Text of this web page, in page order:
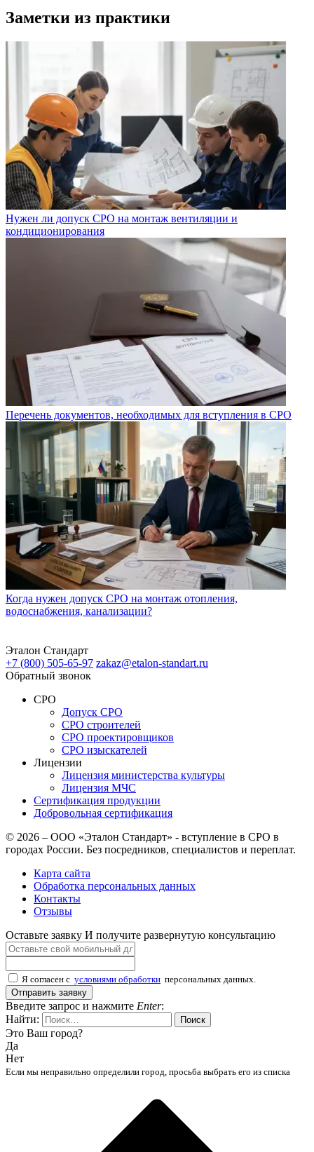
Заметки из практики
Нужен ли допуск СРО на монтаж вентиляции и
кондиционирования
Перечень документов, необходимых для вступления в СРО
Когда нужен допуск СРО на монтаж отопления,
водоснабжения, канализации?
Эталон Стандарт
+7 (800) 505-65-97 zakaz@etalon-standart.ru
Обратный звонок
СРО
Допуск СРО
СРО строителей
СРО проектировщиков
СРО изыскателей
Лицензии
Лицензия министерства культуры
Лицензия МЧС
Сертификация продукции
Добровольная сертификация
© 2026 – ООО «Эталон Стандарт» - вступление в СРО в
городах России. Без посредников, специалистов и переплат.
Карта сайта
Обработка персональных данных
Контакты
Отзывы
Оставьте заявку И получите развернутую консультацию
Я согласен с условиями обработки персональных данных.
Отправить заявку
Введите запрос и нажмите Enter:
Найти:
Это Ваш город?
Да
Нет
Если мы неправильно определили город, просьба выбрать его из списка